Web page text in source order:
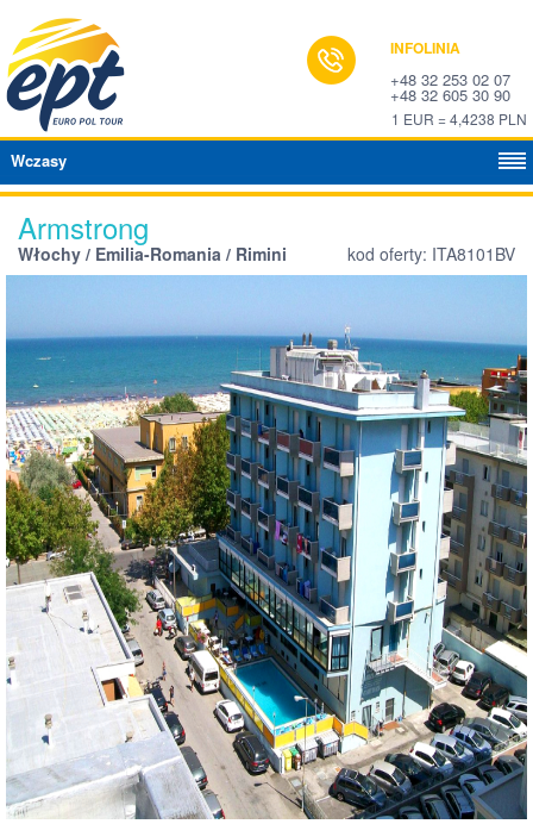
INFOLINIA
+48 32 253 02 07
+48 32 605 30 90
1 EUR = 4,4238 PLN
Wczasy
Armstrong
Włochy / Emilia-Romania / Rimini kod oferty: ITA8101BV